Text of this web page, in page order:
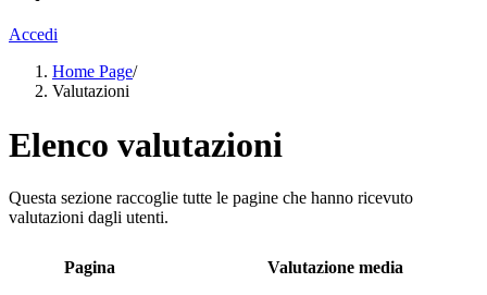
Accedi
Home Page/
Valutazioni
Elenco valutazioni
Questa sezione raccoglie tutte le pagine che hanno ricevuto
valutazioni dagli utenti.
Pagina Valutazione media